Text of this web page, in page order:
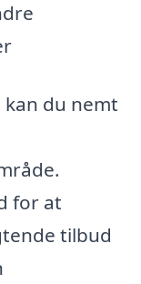
du nemt
for at
tilbud